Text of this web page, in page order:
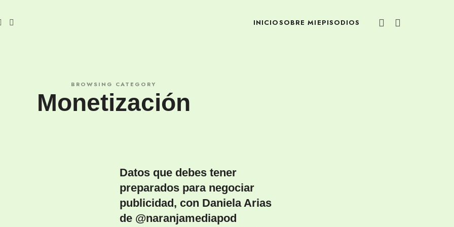
INICIOSOBRE MI EPISODIOS
BROWSING CATEGORY
Monetización
Datos que debes tener
preparados para negociar
publicidad, con Daniela Arias
de @naranjamediapod